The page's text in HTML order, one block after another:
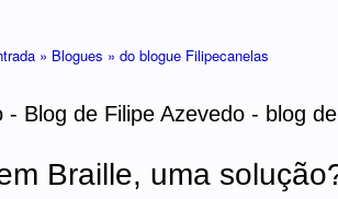
» Blogues » do blogue Filipecanelas
- Blog de Filipe Azevedo - blog
Braille, uma